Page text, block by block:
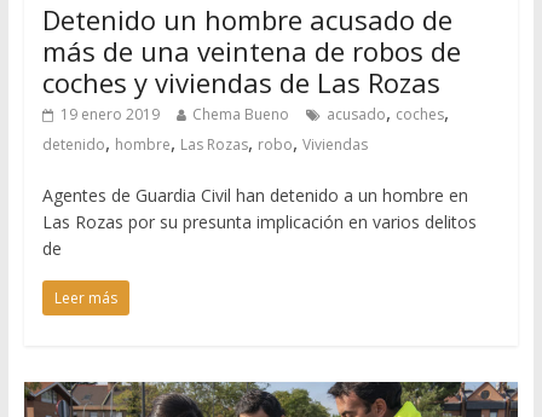
Detenido un hombre acusado de
más de una veintena de robos de
coches y viviendas de Las Rozas
19 enero 2019 Chema Bueno acusado, coches,
detenido, hombre, Las Rozas, robo, Viviendas
Agentes de Guardia Civil han detenido a un hombre en
Las Rozas por su presunta implicación en varios delitos
de
Leer más